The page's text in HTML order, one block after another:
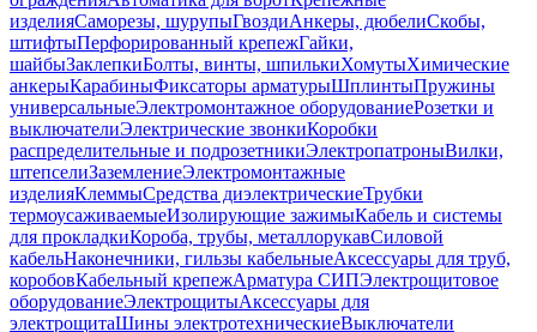
изделияСаморезы, шурупыГвоздиАнкеры, дюбелиСкобы,
штифтыПерфорированный крепежГайки,
шайбыЗаклепкиБолты, винты, шпилькиХомутыХимические
анкерыКарабиныФиксаторы арматурыШплинтыПружины
универсальныеЭлектромонтажное оборудованиеРозетки и
выключателиЭлектрические звонкиКоробки
распределительные и подрозетникиЭлектропатроныВилки,
штепселиЗаземлениеЭлектромонтажные
изделияКлеммыСредства диэлектрическиеТрубки
термоусаживаемыеИзолирующие зажимыКабель и системы
для прокладкиКороба, трубы, металлорукавСиловой
кабельНаконечники, гильзы кабельныеАксессуары для труб,
коробовКабельный крепежАрматура СИПЭлектрощитовое
оборудованиеЭлектрощитыАксессуары для
электрощитаШины электротехническиеВыключатели